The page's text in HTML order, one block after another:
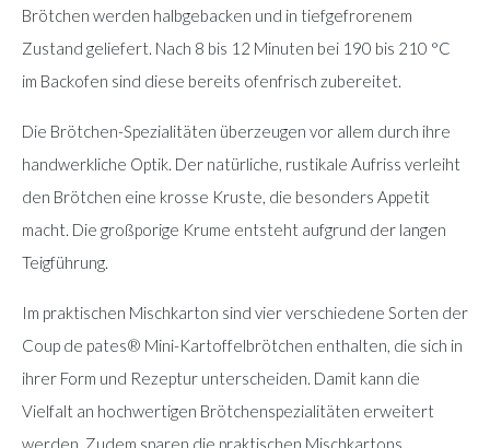
Brötchen werden halbgebacken und in tiefgefrorenem
Zustand geliefert. Nach 8 bis 12 Minuten bei 190 bis 210 °C
im Backofen sind diese bereits ofenfrisch zubereitet.
Die Brötchen-Spezialitäten überzeugen vor allem durch ihre
handwerkliche Optik. Der natürliche, rustikale Aufriss verleiht
den Brötchen eine krosse Kruste, die besonders Appetit
macht. Die großporige Krume entsteht aufgrund der langen
Teigführung.
Im praktischen Mischkarton sind vier verschiedene Sorten der
Coup de pates® Mini-Kartoffelbrötchen enthalten, die sich in
ihrer Form und Rezeptur unterscheiden. Damit kann die
Vielfalt an hochwertigen Brötchenspezialitäten erweitert
werden. Zudem sparen die praktischen Mischkartons